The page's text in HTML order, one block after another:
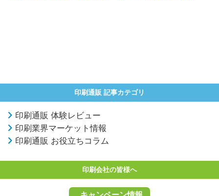
印刷通販 記事カテゴリ
印刷通販 体験レビュー
印刷業界マーケット情報
印刷通販 お役立ちコラム
印刷会社の皆様へ